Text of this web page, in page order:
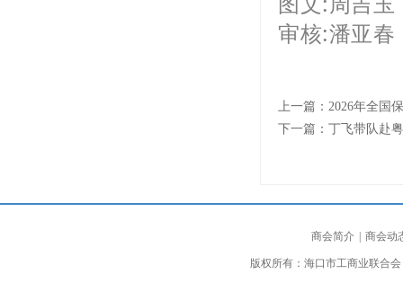
审核:潘亚春
上一篇： 2026年全国
下一篇： 丁飞带队赴
商会简介 商会动
版权所有：海口市工商业联合